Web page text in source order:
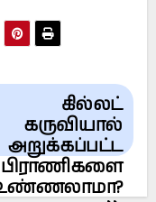
கில்லட்
கருவியால்
அறுக்கப்பட்ட
பிராணிகளை